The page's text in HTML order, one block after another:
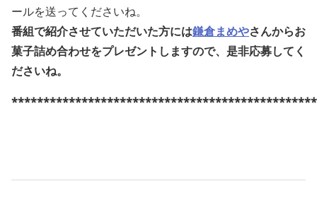
ールを送ってくださいね。
番組で紹介させていただいた方には鎌倉まめやさんからお
菓子詰め合わせをプレゼントしますので、是非応募してく
ださいね。